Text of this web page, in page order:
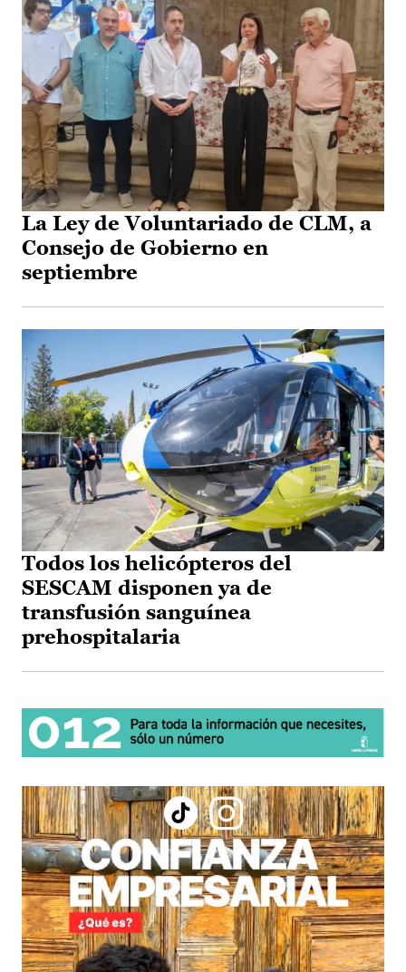
La Ley de Voluntariado de CLM, a
Consejo de Gobierno en
septiembre
Todos los helicópteros del
SESCAM disponen ya de
transfusión sanguínea
prehospitalaria